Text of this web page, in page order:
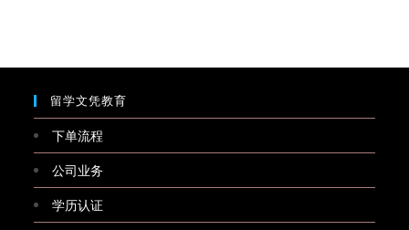
留学文凭教育
下单流程
公司业务
学历认证